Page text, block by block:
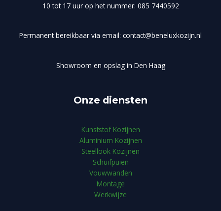
10 tot 17 uur op het nummer: 085 7440592
Permanent bereikbaar via email: contact@beneluxkozijn.nl
Showroom en opslag in Den Haag
Onze diensten
Kunststof Kozijnen
Aluminium Kozijnen
Steellook Kozijnen
Schuifpuien
Vouwwanden
Montage
Werkwijze